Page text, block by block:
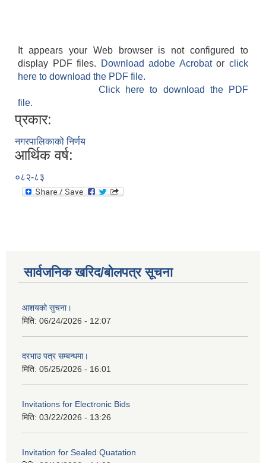
It appears your Web browser is not configured to
display PDF files.
Download adobe Acrobatorclick
here to download the PDF file.
Click here to download the PDF
file.
प्रकार:
नगरपालिकाको निर्णय
आर्थिक वर्ष:
०८२-८३
सार्वजनिक खरिद/बोलपत्र सूचना
आशयको सुचना।
मिति: 06/24/2026 - 12:07
दरभाउ पत्र सम्बन्धमा।
मिति: 05/25/2026 - 16:01
Invitations for Electronic Bids
मिति: 03/22/2026 - 13:26
Invitation for Sealed Quatation